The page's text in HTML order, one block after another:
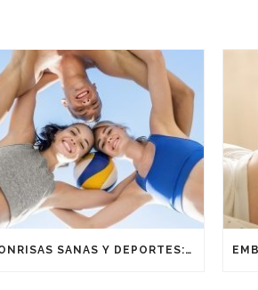
SONRISAS SANAS Y DEPORTES: UNA ALIANZA GANADORA